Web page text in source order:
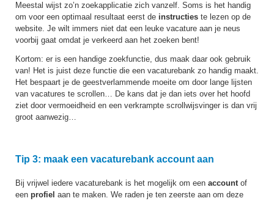
Meestal wijst zo’n zoekapplicatie zich vanzelf. Soms is het handig
om voor een optimaal resultaat eerst de instructies te lezen op de
website. Je wilt immers niet dat een leuke vacature aan je neus
voorbij gaat omdat je verkeerd aan het zoeken bent!
Kortom: er is een handige zoekfunctie, dus maak daar ook gebruik
van! Het is juist deze functie die een vacaturebank zo handig maakt.
Het bespaart je de geestverlammende moeite om door lange lijsten
van vacatures te scrollen… De kans dat je dan iets over het hoofd
ziet door vermoeidheid en een verkrampte scrollwijsvinger is dan vrij
groot aanwezig…
Tip 3: maak een vacaturebank account aan
Bij vrijwel iedere vacaturebank is het mogelijk om een accountof
een profiel aan te maken. We raden je ten zeerste aan om deze